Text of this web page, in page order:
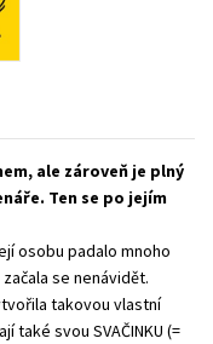
ale zároveň je plný
Ten se po jejím
osobu padalo mnoho
se nenávidět.
takovou vlastní
také svou SVAČINKU (=